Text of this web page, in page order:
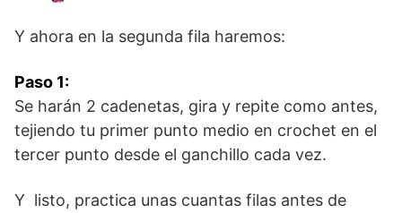
Y ahora en la segunda fila haremos:
Paso 1:
Se harán 2 cadenetas, gira y repite como antes,
tejiendo tu primer punto medio en crochet en el
tercer punto desde el ganchillo cada vez.
Y listo, practica unas cuantas filas antes de